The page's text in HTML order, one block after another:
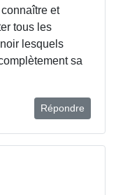
et
tous les
lesquels
sa
Répondre